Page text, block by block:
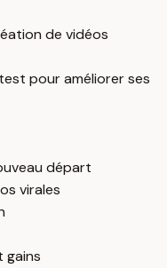
de vidéos
pour améliorer ses
départ
virales
gains